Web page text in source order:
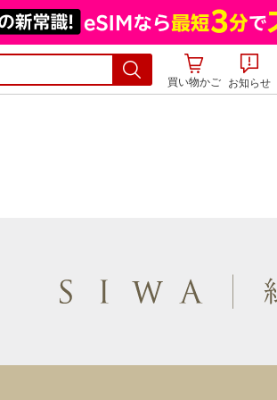
買い物かご お知らせ